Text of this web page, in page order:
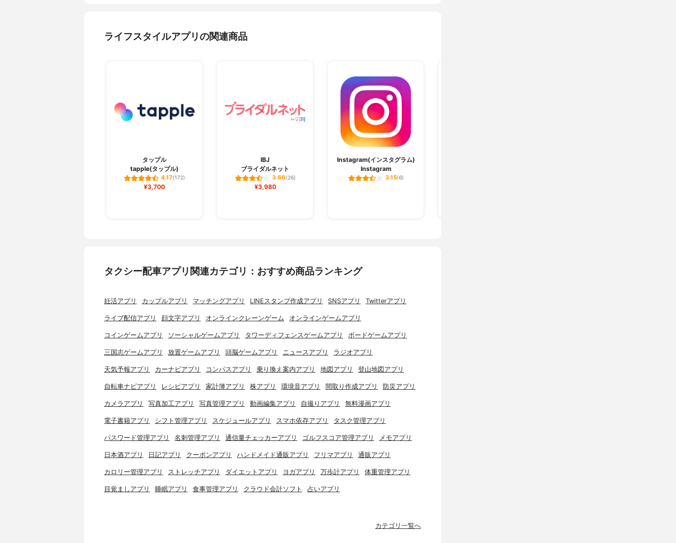
ライフスタイルアプリの関連商品
タップル
tapple(タップル)
4.17(172)
¥3,700
IBJ
ブライダルネット
3.66(26)
¥3,980
Instagram(インスタグラム)
Instagram
3.15(6)
タクシー配車アプリ関連カテゴリ：おすすめ商品ランキング
妊活アプリ カップルアプリ マッチングアプリ LINEスタンプ作成アプリ SNSアプリ Twitterアプリ
ライブ配信アプリ 顔文字アプリ オンラインクレーンゲーム オンラインゲームアプリ
コインゲームアプリ ソーシャルゲームアプリ タワーディフェンスゲームアプリ ボードゲームアプリ
三国志ゲームアプリ 放置ゲームアプリ 頭脳ゲームアプリ ニュースアプリ ラジオアプリ
天気予報アプリ カーナビアプリ コンパスアプリ 乗り換え案内アプリ 地図アプリ 登山地図アプリ
自転車ナビアプリ レシピアプリ 家計簿アプリ 株アプリ 環境音アプリ 間取り作成アプリ 防災アプリ
カメラアプリ 写真加工アプリ 写真管理アプリ 動画編集アプリ 自撮りアプリ 無料漫画アプリ
電子書籍アプリ シフト管理アプリ スケジュールアプリ スマホ依存アプリ タスク管理アプリ
パスワード管理アプリ 名刺管理アプリ 通信量チェッカーアプリ ゴルフスコア管理アプリ メモアプリ
日本酒アプリ 日記アプリ クーポンアプリ ハンドメイド通販アプリ フリマアプリ 通販アプリ
カロリー管理アプリ ストレッチアプリ ダイエットアプリ ヨガアプリ 万歩計アプリ 体重管理アプリ
目覚ましアプリ 睡眠アプリ 食事管理アプリ クラウド会計ソフト 占いアプリ
カテゴリ一覧へ